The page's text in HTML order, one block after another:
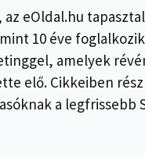
az eOldal.hu
10 éve
amelyek
elő. Cikkeiben
a legfrissebb